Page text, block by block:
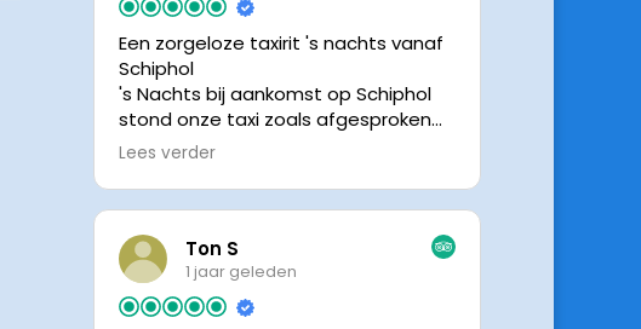
Een zorgeloze taxirit 's nachts vanaf
Schiphol
's Nachts bij aankomst op Schiphol
stond onze taxi zoals afgesproken
keurig te wachten. Dankzij de goede
chauffeur wisten we precies waar de
chauffeur, met een prachtige auto
was het een comfortabele rit. Graag
tot de volgende de keer.
Lees verder
Ton S
1 jaar geleden